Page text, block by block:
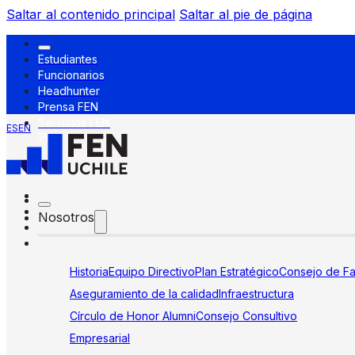
Saltar al contenido principal Saltar al pie de página
Estudiantes
Funcionarios
Headhunter
Prensa FEN
ESEN
Nosotros
HistoriaEquipo DirectivoPlan EstratégicoConsejo de
Aseguramiento de la calidadInfraestructura
Círculo de Honor AlumniConsejo Consultivo
Empresarial